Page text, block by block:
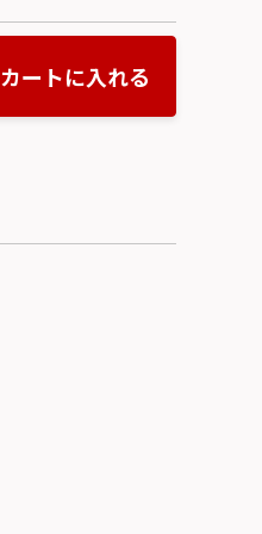
カートに入れる